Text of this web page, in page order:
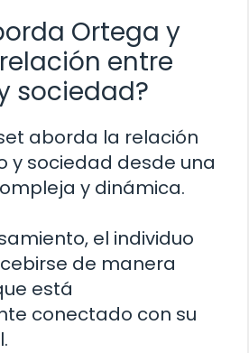
Ortega y
entre
sociedad?
aborda la relación
y sociedad desde una
y dinámica.
el individuo
de manera
está
conectado con su